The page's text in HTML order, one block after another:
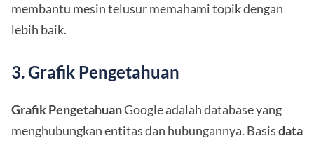
membantu mesin telusur memahami topik dengan
lebih baik.
3. Grafik Pengetahuan
Grafik PengetahuanGoogle adalah database yang
menghubungkan entitas dan hubungannya. Basisdata